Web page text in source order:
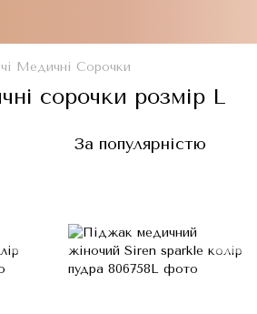
Медичні Сорочки
сорочки розмір L
За популярністю